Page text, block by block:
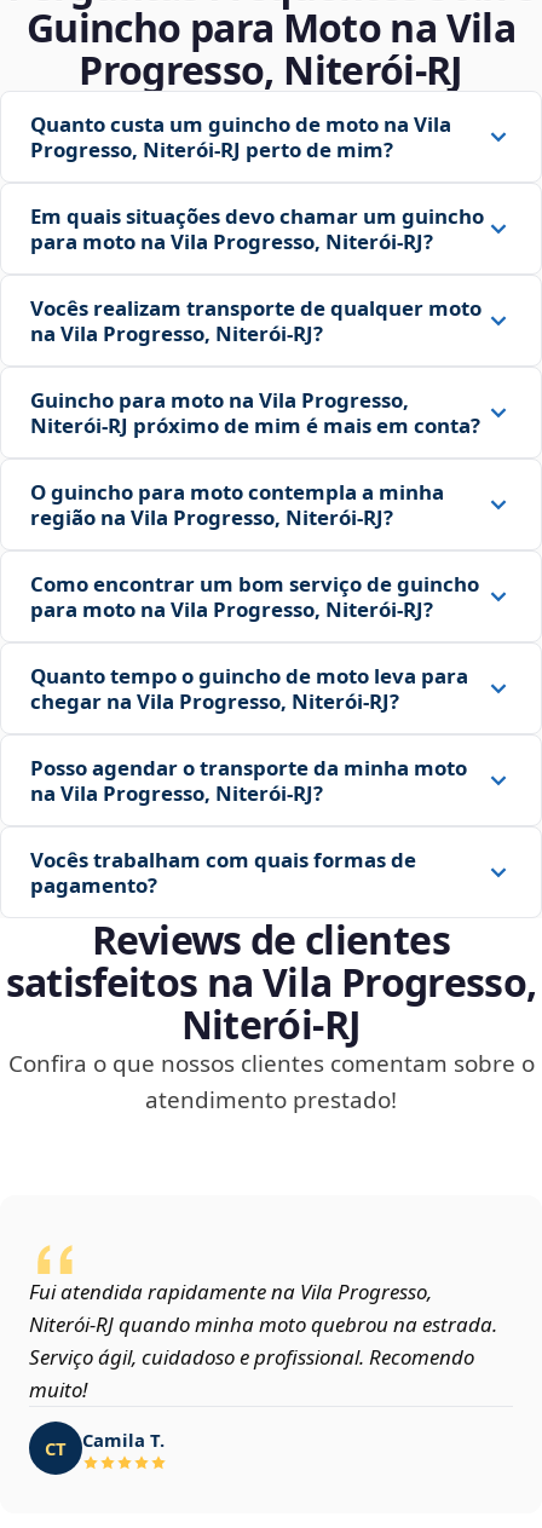
Guincho para Moto na Vila
Progresso, Niterói‑RJ
Quanto custa um guincho de moto na Vila
Progresso, Niterói‑RJ perto de mim?
Em quais situações devo chamar um guincho
para moto na Vila Progresso, Niterói‑RJ?
Vocês realizam transporte de qualquer moto
na Vila Progresso, Niterói‑RJ?
Guincho para moto na Vila Progresso,
Niterói‑RJ próximo de mim é mais em conta?
O guincho para moto contempla a minha
região na Vila Progresso, Niterói‑RJ?
Como encontrar um bom serviço de guincho
para moto na Vila Progresso, Niterói‑RJ?
Quanto tempo o guincho de moto leva para
chegar na Vila Progresso, Niterói‑RJ?
Posso agendar o transporte da minha moto
na Vila Progresso, Niterói‑RJ?
Vocês trabalham com quais formas de
pagamento?
Reviews de clientes
satisfeitos na Vila Progresso,
Niterói‑RJ
Confira o que nossos clientes comentam sobre o
atendimento prestado!
Fui atendida rapidamente na Vila Progresso,
Niterói‑RJ quando minha moto quebrou na estrada.
Serviço ágil, cuidadoso e profissional. Recomendo
muito!
CT Camila T.